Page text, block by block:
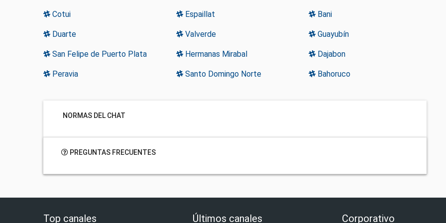
Cotui Espaillat Bani
Duarte Valverde Guayubín
San Felipe de Puerto Plata Hermanas Mirabal Dajabon
Peravia Santo Domingo Norte Bahoruco
NORMAS DEL CHAT
PREGUNTAS FRECUENTES
Top canales Últimos canales Corporativo